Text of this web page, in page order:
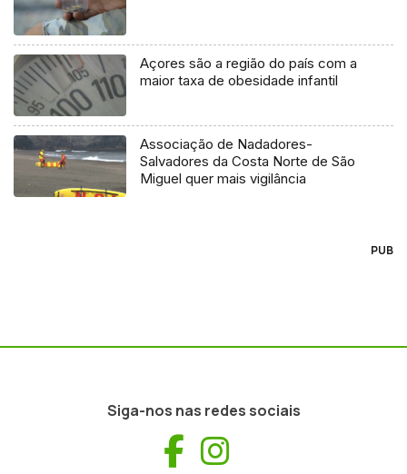
Açores são a região do país com a
maior taxa de obesidade infantil
Associação de Nadadores-
Salvadores da Costa Norte de São
Miguel quer mais vigilância
PUB
Siga-nos nas redes sociais
Facebook